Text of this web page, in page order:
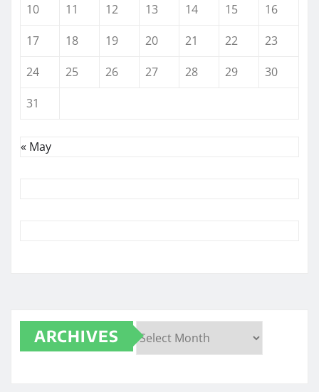
10
11 12 13 14 15
16
17
18 19 20 21 22
23
24
25 26 27 28 29
30
31
« May
ARCHIVES